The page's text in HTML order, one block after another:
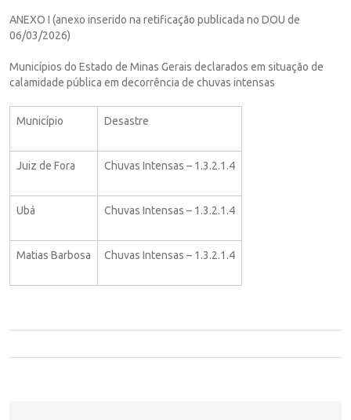
ANEXO I (anexo inserido na retificação publicada no DOU de
06/03/2026)
Municípios do Estado de Minas Gerais declarados em situação de
calamidade pública em decorrência de chuvas intensas
Município Desastre
Juiz de Fora Chuvas Intensas – 1.3.2.1.4
Ubá Chuvas Intensas – 1.3.2.1.4
Matias Barbosa Chuvas Intensas – 1.3.2.1.4